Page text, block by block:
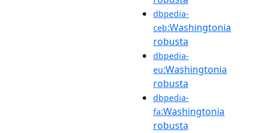
dbpedia-
ceb:Washingtonia
robusta
dbpedia-
eu:Washingtonia
robusta
dbpedia-
fa:Washingtonia
robusta